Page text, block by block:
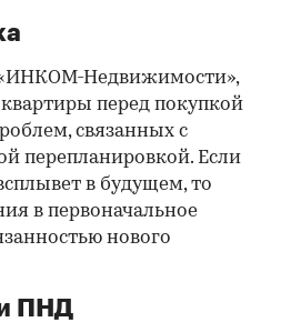
«ИНКОМ-Недвижимости»,
перед покупкой
связанных с
перепланировкой. Если
в будущем, то
в первоначальное
нового
ПНД